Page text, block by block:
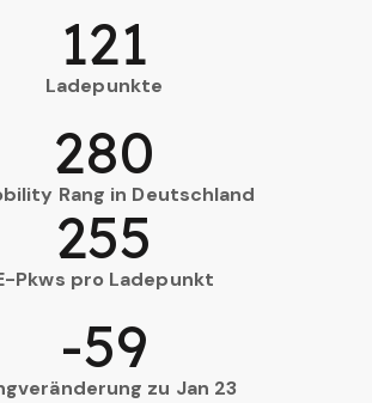
Ladepunkte
121
Rang in Deutschland
280
Pkws pro Ladepunkt
255
zu Jan 23
-59